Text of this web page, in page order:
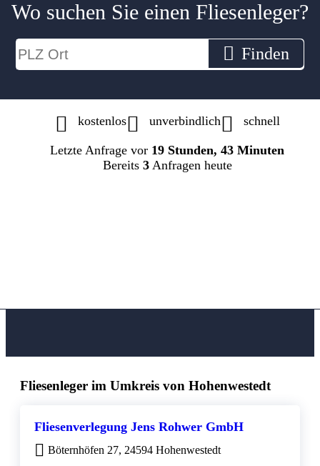
Wo suchen Sie einen Fliesenleger?
Finden
Letzte Anfrage vor 19 Stunden, 43 Minuten
Bereits 3Anfragen heute
kostenlos unverbindlich schnell
Fliesenleger im Umkreis von Hohenwestedt
Fliesenverlegung Jens Rohwer GmbH
Böternhöfen 27, 24594 Hohenwestedt